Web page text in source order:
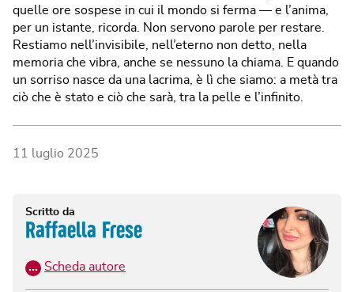
quelle ore sospese in cui il mondo si ferma — e l’anima,
per un istante, ricorda. Non servono parole per restare.
Restiamo nell’invisibile, nell’eterno non detto, nella
memoria che vibra, anche se nessuno la chiama. E quando
un sorriso nasce da una lacrima, è lì che siamo: a metà tra
ciò che è stato e ciò che sarà, tra la pelle e l’infinito.
11 luglio 2025
Scritto da
Raffaella Frese
… Scheda autore